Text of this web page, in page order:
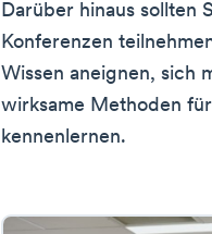
Darüber hinaus sollten
Konferenzen
Wissen aneignen, sich
wirksame Methoden
kennenlernen.